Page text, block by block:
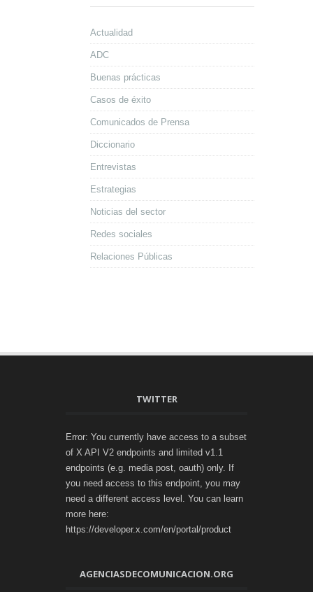
Actualidad
ADC
Buenas prácticas
Casos de éxito
Comunicados de Prensa
Diccionario
Entrevistas
Estrategias
Noticias del sector
Redes sociales
Relaciones Públicas
TWITTER
Error: You currently have access to a subset
of X API V2 endpoints and limited v1.1
endpoints (e.g. media post, oauth) only. If
you need access to this endpoint, you may
need a different access level. You can learn
more here:
https://developer.x.com/en/portal/product
AGENCIASDECOMUNICACION.ORG